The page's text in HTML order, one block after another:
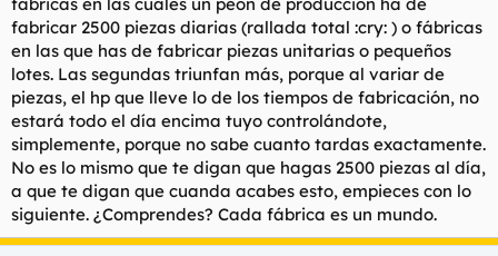
fabricar 2500 piezas diarias (rallada total :cry: ) o fábricas
en las que has de fabricar piezas unitarias o pequeños
lotes. Las segundas triunfan más, porque al variar de
piezas, el hp que lleve lo de los tiempos de fabricación, no
estará todo el día encima tuyo controlándote,
simplemente, porque no sabe cuanto tardas exactamente.
No es lo mismo que te digan que hagas 2500 piezas al día,
a que te digan que cuanda acabes esto, empieces con lo
siguiente. ¿Comprendes? Cada fábrica es un mundo.